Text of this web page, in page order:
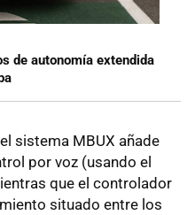
de autonomía extendida
sistema MBUX añade
por voz (usando el
que el controlador
situado entre los